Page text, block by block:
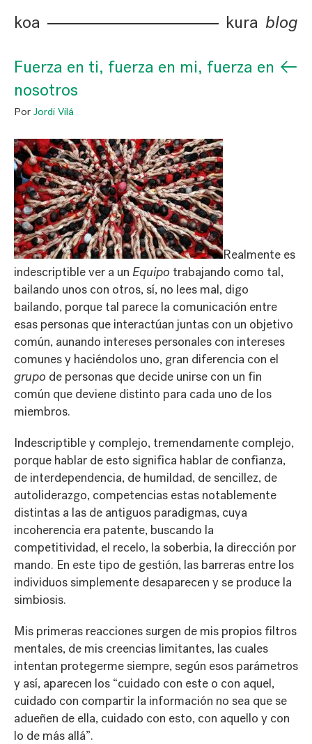
koa kura blog
Fuerza en ti, fuerza en mi, fuerza en
nosotros
←
Por Jordi Vilá
Realmente es
indescriptible ver a un Equipo trabajando como tal,
bailando unos con otros, sí, no lees mal, digo
bailando, porque tal parece la comunicación entre
esas personas que interactúan juntas con un objetivo
común, aunando intereses personales con intereses
comunes y haciéndolos uno, gran diferencia con el
grupo de personas que decide unirse con un fin
común que deviene distinto para cada uno de los
miembros.
Indescriptible y complejo, tremendamente complejo,
porque hablar de esto significa hablar de confianza,
de interdependencia, de humildad, de sencillez, de
autoliderazgo, competencias estas notablemente
distintas a las de antiguos paradigmas, cuya
incoherencia era patente, buscando la
competitividad, el recelo, la soberbia, la dirección por
mando. En este tipo de gestión, las barreras entre los
individuos simplemente desaparecen y se produce la
simbiosis.
Mis primeras reacciones surgen de mis propios filtros
mentales, de mis creencias limitantes, las cuales
intentan protegerme siempre, según esos parámetros
y así, aparecen los “cuidado con este o con aquel,
cuidado con compartir la información no sea que se
adueñen de ella, cuidado con esto, con aquello y con
lo de más allá”.